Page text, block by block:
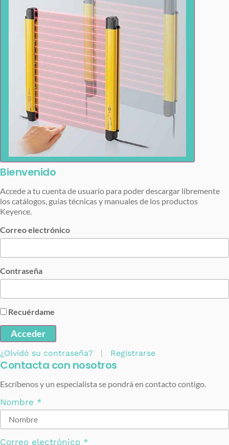
Bienvenido
Accede a tu cuenta de usuario para poder descargar libremente
los catálogos, guías técnicas y manuales de los productos
Keyence.
Correo electrónico
Contraseña
Recuérdame
Acceder
¿Olvidó su contraseña? Registrarse
Contacta con nosotros
Escríbenos y un especialista se pondrá en contacto contigo.
Nombre *
Correo electrónico *